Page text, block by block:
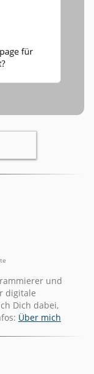
und
digitale
Dich dabei,
Über mich